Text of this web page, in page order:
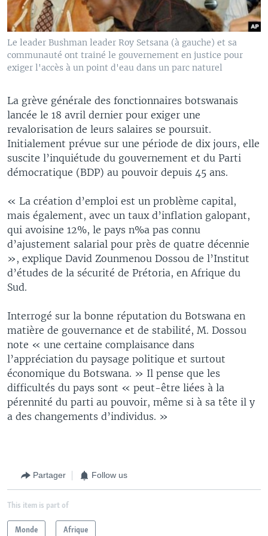
Le leader Bushman leader Roy Setsana (à gauche) et sa
communauté ont trainé le gouvernement en justice pour
exiger l'accès à un point d'eau dans un parc naturel
La grève générale des fonctionnaires botswanais
lancée le 18 avril dernier pour exiger une
revalorisation de leurs salaires se poursuit.
Initialement prévue sur une période de dix jours, elle
suscite l’inquiétude du gouvernement et du Parti
démocratique (BDP) au pouvoir depuis 45 ans.
« La création d’emploi est un problème capital,
mais également, avec un taux d’inflation galopant,
qui avoisine 12%, le pays n%a pas connu
d’ajustement salarial pour près de quatre décennie
», explique David Zounmenou Dossou de l’Institut
d’études de la sécurité de Prétoria, en Afrique du
Sud.
Interrogé sur la bonne réputation du Botswana en
matière de gouvernance et de stabilité, M. Dossou
note « une certaine complaisance dans
l’appréciation du paysage politique et surtout
économique du Botswana. » Il pense que les
difficultés du pays sont « peut-être liées à la
pérennité du parti au pouvoir, même si à sa tête il y
a des changements d’individus. »
Partager Follow us
This item is part of
Monde Afrique